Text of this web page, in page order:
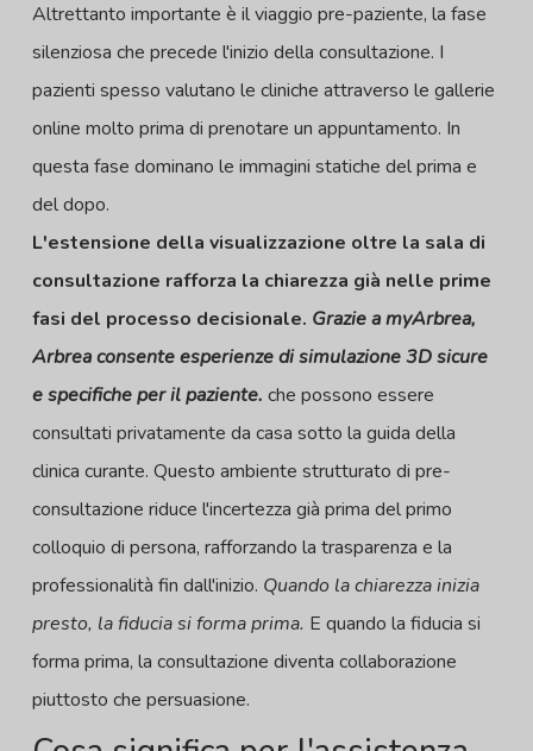
Altrettanto importante è il viaggio pre-paziente, la fase
silenziosa che precede l'inizio della consultazione. I
pazienti spesso valutano le cliniche attraverso le gallerie
online molto prima di prenotare un appuntamento. In
questa fase dominano le immagini statiche del prima e
del dopo.
L'estensione della visualizzazione oltre la sala di
consultazione rafforza la chiarezza già nelle prime
fasi del processo decisionale. Grazie a myArbrea,
Arbrea consente esperienze di simulazione 3D sicure
e specifiche per il paziente. che possono essere
consultati privatamente da casa sotto la guida della
clinica curante. Questo ambiente strutturato di pre-
consultazione riduce l'incertezza già prima del primo
colloquio di persona, rafforzando la trasparenza e la
professionalità fin dall'inizio. Quando la chiarezza inizia
presto, la fiducia si forma prima. E quando la fiducia si
forma prima, la consultazione diventa collaborazione
piuttosto che persuasione.